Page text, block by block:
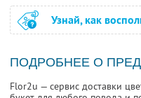
Узнай, как
ПОДРОБНЕЕ О
Flor2u — сервис доставки